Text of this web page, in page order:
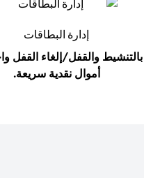
إدارة البطاقات
والقفل/إلغاء القفل
أموال نقدية سريعة.